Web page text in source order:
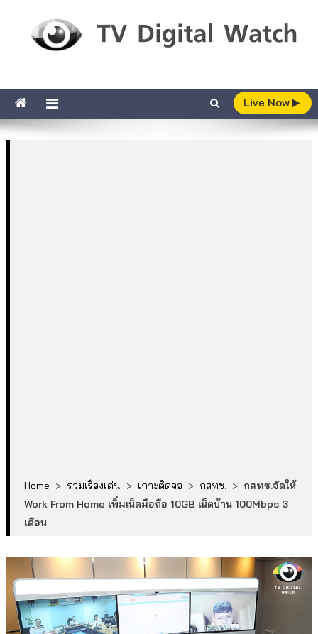
Live Now
Home > รวมเรื่องเด่น > เกาะติดจอ > กสทช. > กสทช.จัดให้
Work From Home เพิ่มเน็ตมือถือ 10GB เน็ตบ้าน 100Mbps 3
เดือน